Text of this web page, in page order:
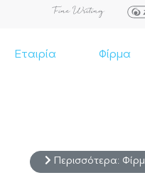
Εταιρία Φίρμα
Περισσότερα: